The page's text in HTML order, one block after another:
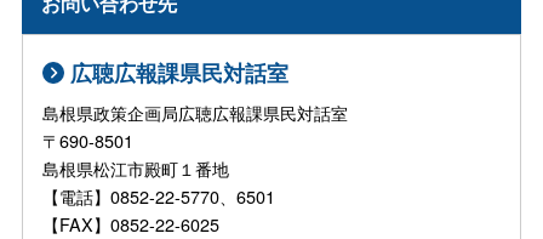
広聴広報課県民対話室
島根県政策企画局広聴広報課県民対話室
〒690-8501
島根県松江市殿町１番地
【電話】0852-22-5770、6501
【FAX】0852-22-6025